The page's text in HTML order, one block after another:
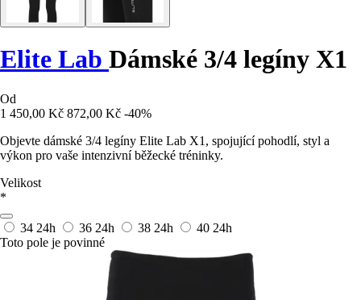
Elite Lab Dámské 3/4 legíny X1
Od
1 450,00 Kč 872,00 Kč -40%
Objevte dámské 3/4 legíny Elite Lab X1, spojující pohodlí, styl a
výkon pro vaše intenzivní běžecké tréninky.
Velikost
*
34 24h 36 24h 38 24h 40 24h
Toto pole je povinné